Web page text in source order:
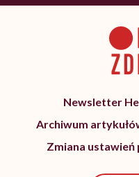
Newsletter
Archiwum
Zmiana